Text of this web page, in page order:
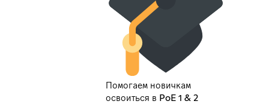
Помогаем новичкам
освоиться в PoE 1 & 2